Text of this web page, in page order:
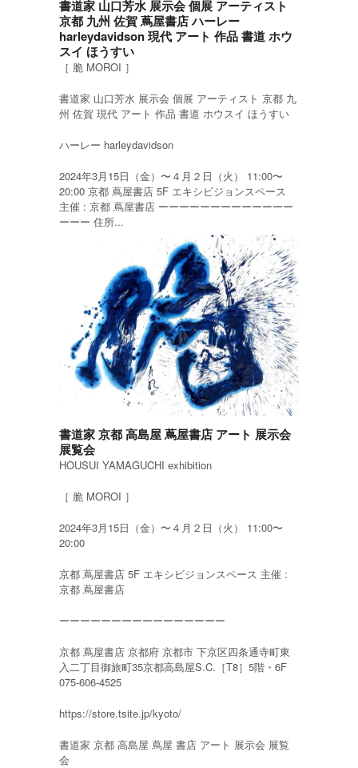
書道家 山口芳水 展示会 個展 アーティスト
京都 九州 佐賀 蔦屋書店 ハーレー
harleydavidson 現代 アート 作品 書道 ホウ
スイ ほうすい
［ 脆 MOROI ］
書道家 山口芳水 展示会 個展 アーティスト 京都 九
州 佐賀 現代 アート 作品 書道 ホウスイ ほうすい
ハーレー harleydavidson
2024年3月15日（金）〜４月２日（火） 11:00〜
20:00 京都 蔦屋書店 5F エキシビジョンスペース
主催 : 京都 蔦屋書店 ーーーーーーーーーーーーー
ーーー 住所...
書道家 京都 高島屋 蔦屋書店 アート 展示会
展覧会
HOUSUI YAMAGUCHI exhibition
［ 脆 MOROI ］
2024年3月15日（金）〜４月２日（火） 11:00〜
20:00
京都 蔦屋書店 5F エキシビジョンスペース 主催 :
京都 蔦屋書店
ーーーーーーーーーーーーーーーー
京都 蔦屋書店 京都府 京都市 下京区四条通寺町東
入二丁目御旅町35京都高島屋S.C.［T8］5階・6F
075-606-4525
https://store.tsite.jp/kyoto/
書道家 京都 高島屋 蔦屋 書店 アート 展示会 展覧
会